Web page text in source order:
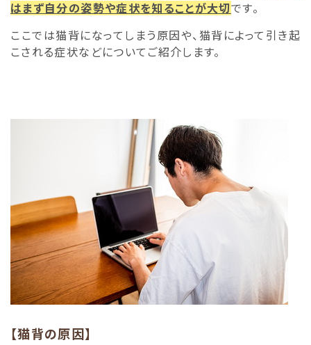
はまず自分の姿勢や症状を知ることが大切です。
ここでは猫背になってしまう原因や、猫背によって引き起
こされる症状などについてご紹介します。
【猫背の原因】